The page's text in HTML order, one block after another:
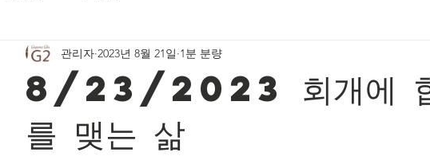
8/23/2023 회개에 합
를 맺는 삶
관리자 2023년 8월 21일 1분 분량